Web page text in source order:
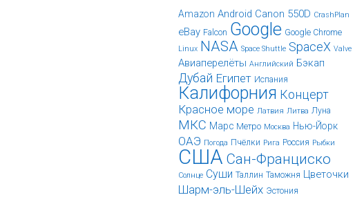
Amazon Android Canon 550D CrashPlan
eBay Falcon Google Google Chrome
Linux NASA Space Shuttle SpaceX Valve
Авиаперелёты Английский Бэкап
Дубай Египет Испания
Калифорния Концерт
Красное море Латвия Литва Луна
МКС Марс Метро Москва Нью-Йорк
ОАЭ Погода Пчёлки Рига Россия Рыбки
США Сан-Франциско
Солнце Суши Таллин Таможня Цветочки
Шарм-эль-Шейх Эстония